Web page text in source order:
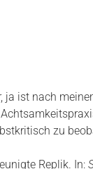
ist nach
zu
Replik. In: